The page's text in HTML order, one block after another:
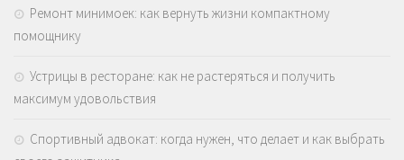
Ремонт минимоек: как вернуть жизни компактному
помощнику
Устрицы в ресторане: как не растеряться и получить
максимум удовольствия
Спортивный адвокат: когда нужен, что делает и как выбрать